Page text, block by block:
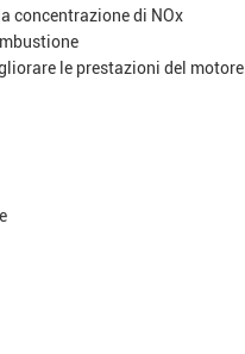
concentrazione di NOx
le prestazioni del motore